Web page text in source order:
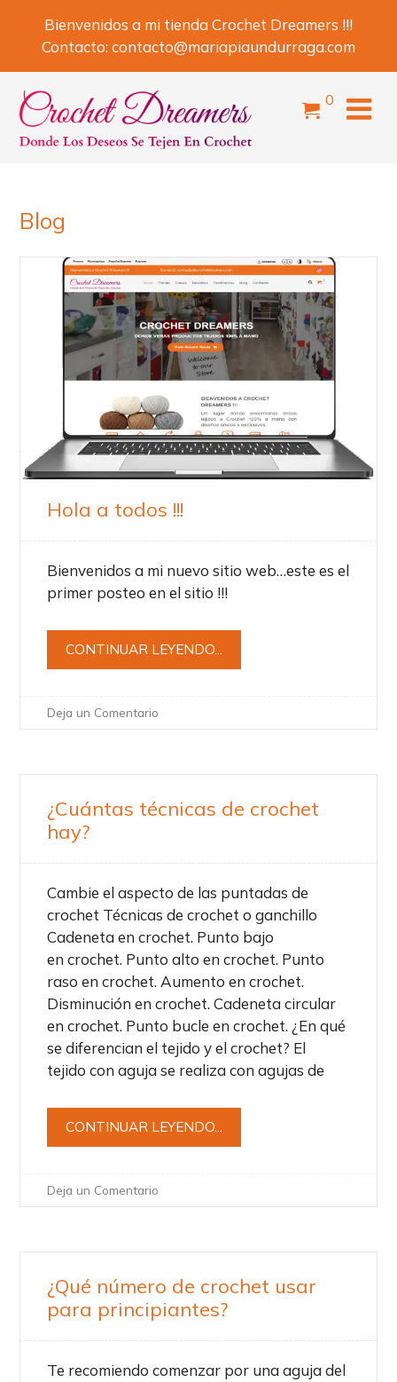
Bienvenidos a mi tienda Crochet Dreamers !!!
Contacto:contacto@mariapiaundurraga.com
0
Blog
Hola a todos !!!
Bienvenidos a mi nuevo sitio web…este es el
primer posteo en el sitio !!!
CONTINUAR LEYENDO...
Deja un Comentario
¿Cuántas técnicas de crochet
hay?
Cambie el aspecto de las puntadas de
crochet Técnicas de crochet o ganchillo
Cadeneta en crochet. Punto bajo
en crochet. Punto alto en crochet. Punto
raso en crochet. Aumento en crochet.
Disminución en crochet. Cadeneta circular
en crochet. Punto bucle en crochet. ¿En qué
se diferencian el tejido y el crochet? El
tejido con aguja se realiza con agujas de
CONTINUAR LEYENDO...
Deja un Comentario
¿Qué número de crochet usar
para principiantes?
Te recomiendo comenzar por una aguja del